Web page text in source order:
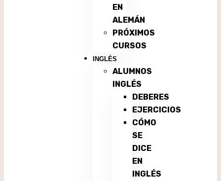
EN
ALEMÁN
PRÓXIMOS
CURSOS
INGLÉS
ALUMNOS
INGLÉS
DEBERES
EJERCICIOS
CÓMO
SE
DICE
EN
INGLÉS